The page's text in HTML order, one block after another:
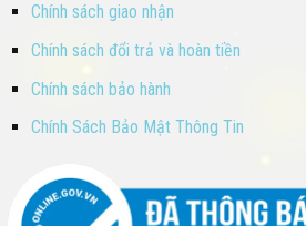
Chính sách giao nhận
Chính sách đổi trả và hoàn tiền
Chính sách bảo hành
Chính Sách Bảo Mật Thông Tin